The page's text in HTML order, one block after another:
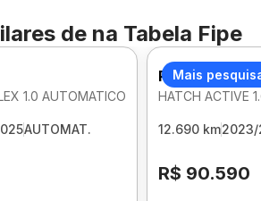
de na Tabela Fipe
1.0 AUTOMATICO
AUTOMAT.
Mais
PEUGEOT 208
HATCH ACTIVE
12.690 km
R$ 90.590